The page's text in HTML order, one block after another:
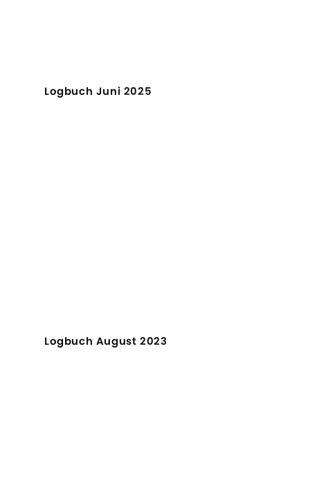
Logbuch Juni 2025
Logbuch August 2023